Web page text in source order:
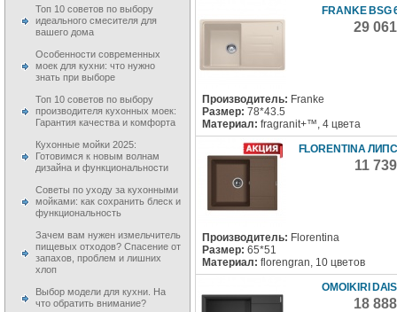
FRANKE BSG
29
Производитель: Franke
Размер: 78*43.5
Материал: fragranit+™, 4 цвета
FLORENTINA
11
Производитель: Florentina
Размер: 65*51
Материал: florengran, 10 цветов
OMOIKIRI
18
Топ 10 советов по выбору
идеального смесителя для
вашего дома
Особенности современных
моек для кухни: что нужно
знать при выборе
Топ 10 советов по выбору
производителя кухонных моек:
Гарантия качества и комфорта
Кухонные мойки 2025:
Готовимся к новым волнам
дизайна и функциональности
Советы по уходу за кухонными
мойками: как сохранить блеск и
функциональность
Зачем вам нужен измельчитель
пищевых отходов? Спасение от
запахов, проблем и лишних
хлоп
Выбор модели для кухни. На
что обратить внимание?